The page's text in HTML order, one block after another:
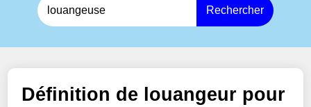
Rechercher
Définition de louangeur pour